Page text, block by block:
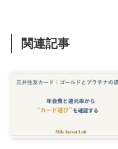
関連記事